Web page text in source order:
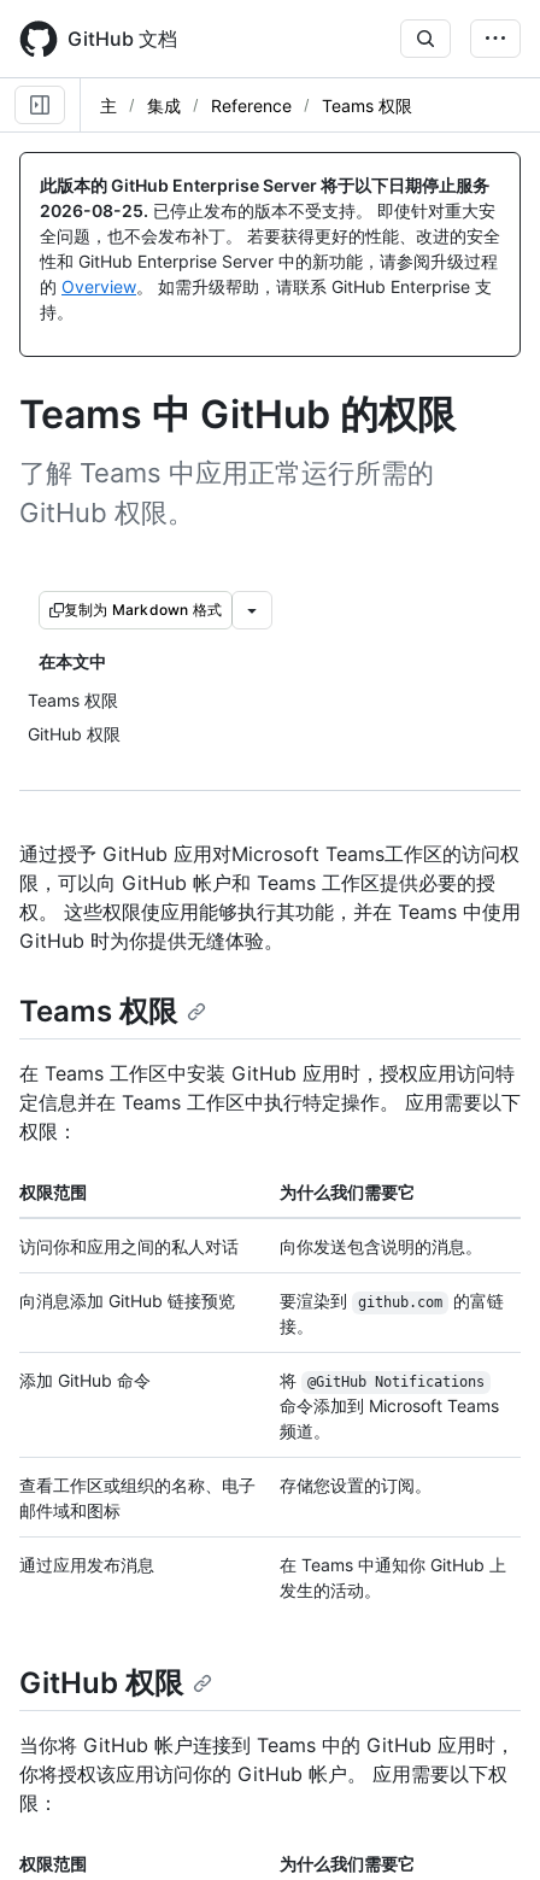
main
content
GitHub 文档
主 集成 Reference Teams 权限
此版本的 GitHub Enterprise Server 将于以下日期停止服务
2026-08-25. 已停止发布的版本不受支持。 即使针对重大安
全问题，也不会发布补丁。 若要获得更好的性能、改进的安全
性和 GitHub Enterprise Server 中的新功能，请参阅升级过程
的 Overview。 如需升级帮助，请联系 GitHub Enterprise 支
持。
Teams 中 GitHub 的权限
了解 Teams 中应用正常运行所需的
GitHub 权限。
复制为 Markdown 格式
在本文中
Teams 权限
GitHub 权限
通过授予 GitHub 应用对Microsoft Teams工作区的访问权
限，可以向 GitHub 帐户和 Teams 工作区提供必要的授
权。 这些权限使应用能够执行其功能，并在 Teams 中使用
GitHub 时为你提供无缝体验。
Teams 权限
在 Teams 工作区中安装 GitHub 应用时，授权应用访问特
定信息并在 Teams 工作区中执行特定操作。 应用需要以下
权限：
权限范围 为什么我们需要它
访问你和应用之间的私人对话 向你发送包含说明的消息。
向消息添加 GitHub 链接预览 要渲染到 github.com
的富链
接。
添加 GitHub 命令 将 @GitHub Notifications
命令添加到 Microsoft Teams
频道。
查看工作区或组织的名称、电子
邮件域和图标
存储您设置的订阅。
通过应用发布消息
在 Teams 中通知你 GitHub 上
发生的活动。
GitHub 权限
当你将 GitHub 帐户连接到 Teams 中的 GitHub 应用时，
你将授权该应用访问你的 GitHub 帐户。 应用需要以下权
限：
权限范围 为什么我们需要它